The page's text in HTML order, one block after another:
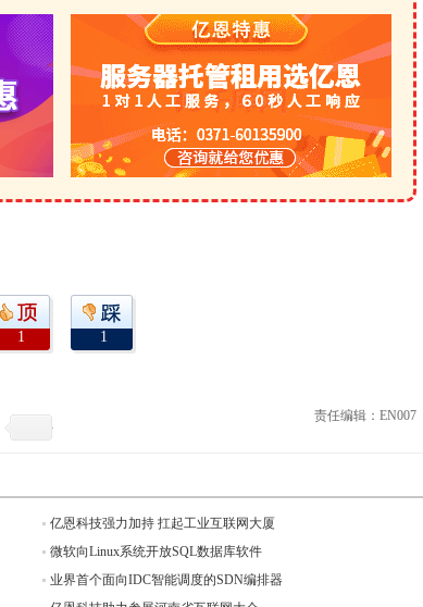
1 1
责任编辑：EN007
亿恩科技强力加持 扛起工业互联网大厦
微软向Linux系统开放SQL数据库软件
业界首个面向IDC智能调度的SDN编排器